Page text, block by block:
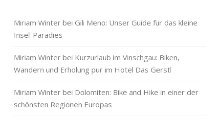
Miriam Winter bei Gili Meno: Unser Guide für das kleine
Insel-Paradies
Miriam Winter bei Kurzurlaub im Vinschgau: Biken,
Wandern und Erholung pur im Hotel Das Gerstl
Miriam Winter bei Dolomiten: Bike and Hike in einer der
schönsten Regionen Europas